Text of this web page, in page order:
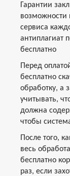
Гарантии
возможности
сервиса
антиплагиат
бесплатно
Перед
бесплатно
обработку, а
учитывать,
должна
чтобы
После того,
весь
бесплатно
раз, если